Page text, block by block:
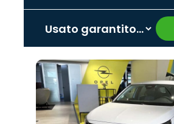
Promo
Jaecoo
Promo
Citroën
Promo
Hyundai
Promo
Alfa
Romeo
Promo
Opel
Promo
Peugeot
Promo
Omoda
Promo
Land
Rover
Promo
Mazda
Promo
Jeep
Promo
Seat
Promo
Abarth
Promo
Lancia
Promo
Cupra
Promo
Fiat
‹